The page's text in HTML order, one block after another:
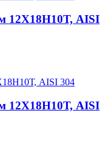
12Х18Н10Т, AISI
12Х18Н10Т, AISI